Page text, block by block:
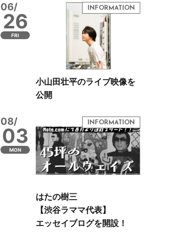
06/
26
FRI
小山田壮平のライブ映像を
公開
08/
03
MON
はたの樹三
【渋谷ラママ代表】
エッセイブログを開設！